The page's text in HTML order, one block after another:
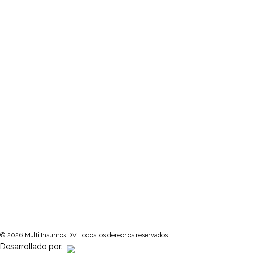
© 2026 Multi Insumos DV. Todos los derechos reservados.
Desarrollado por: